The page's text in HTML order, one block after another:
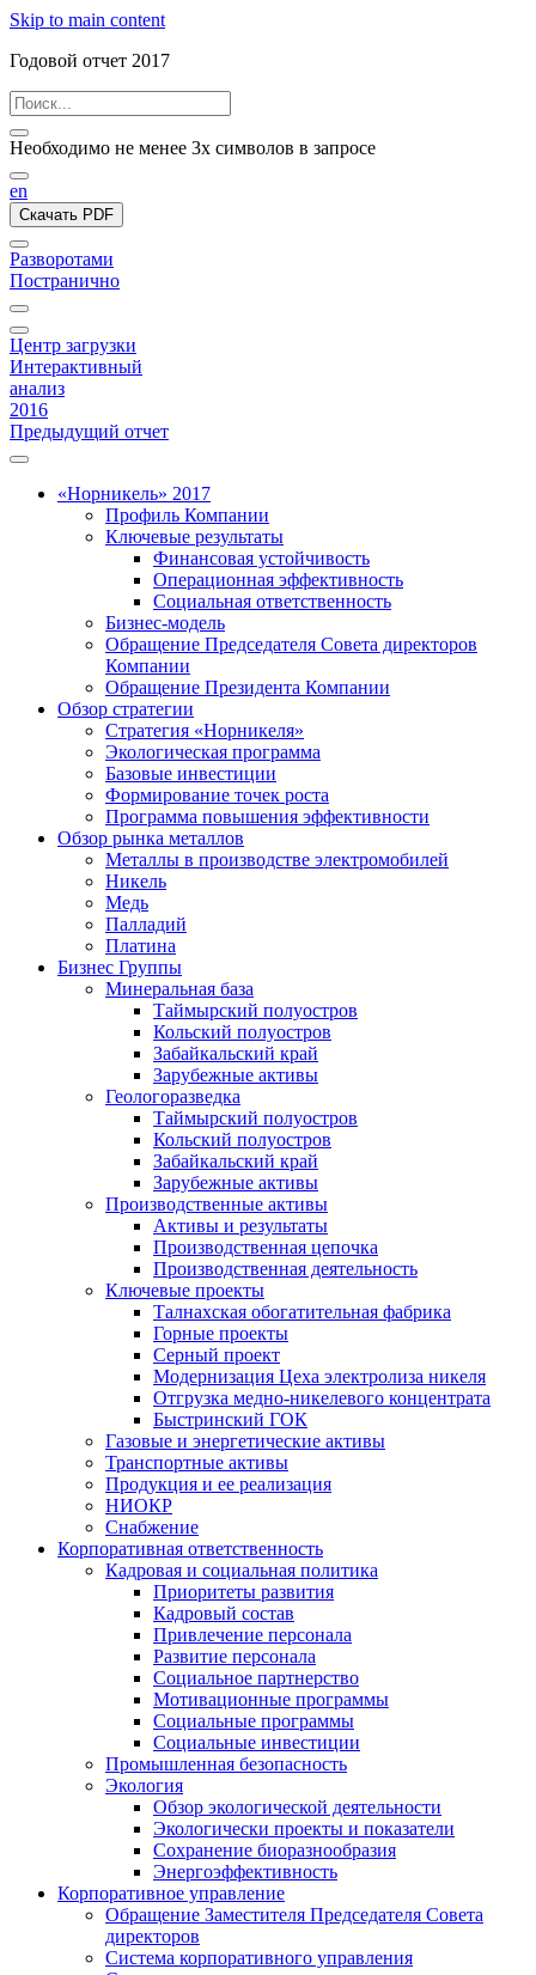
Skip to main content
Годовой отчет 2017
Необходимо не менее 3х символов в запросе
en
Скачать PDF
Разворотами
Постранично
Центр загрузки
Интерактивный
анализ
2016
Предыдущий отчет
«Норникель» 2017
Профиль Компании
Ключевые результаты
Финансовая устойчивость
Операционная эффективность
Социальная ответственность
Бизнес-модель
Обращение Председателя Совета директоров
Компании
Обращение Президента Компании
Обзор стратегии
Стратегия «Норникеля»
Экологическая программа
Базовые инвестиции
Формирование точек роста
Программа повышения эффективности
Обзор рынка металлов
Металлы в производстве электромобилей
Никель
Медь
Палладий
Платина
Бизнес Группы
Минеральная база
Таймырский полуостров
Кольский полуостров
Забайкальский край
Зарубежные активы
Геологоразведка
Таймырский полуостров
Кольский полуостров
Забайкальский край
Зарубежные активы
Производственные активы
Активы и результаты
Производственная цепочка
Производственная деятельность
Ключевые проекты
Талнахская обогатительная фабрика
Горные проекты
Серный проект
Модернизация Цеха электролиза никеля
Отгрузка медно-никелевого концентрата
Быстринский ГОК
Газовые и энергетические активы
Транспортные активы
Продукция и ее реализация
НИОКР
Снабжение
Корпоративная ответственность
Кадровая и социальная политика
Приоритеты развития
Кадровый состав
Привлечение персонала
Развитие персонала
Социальное партнерство
Мотивационные программы
Социальные программы
Социальные инвестиции
Промышленная безопасность
Экология
Обзор экологической деятельности
Экологически проекты и показатели
Сохранение биоразнообразия
Энергоэффективность
Корпоративное управление
Обращение Заместителя Председателя Совета
директоров
Система корпоративного управления